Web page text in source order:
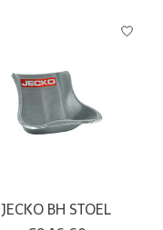
JECKO BH STOEL